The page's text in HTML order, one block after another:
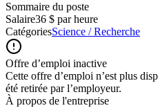
Sommaire du poste
Salaire36 $ par heure
CatégoriesScience / Recherche
Offre d’emploi inactive
Cette offre d’emploi n’est plus
été retirée par l’employeur.
À propos de l'entreprise